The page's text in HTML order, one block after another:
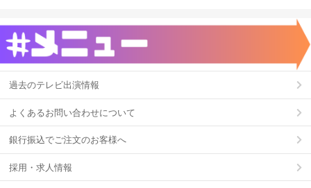
過去のテレビ出演情報
よくあるお問い合わせについて
銀行振込でご注文のお客様へ
採用・求人情報